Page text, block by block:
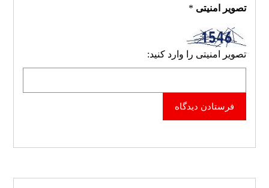
تصویر امنیتی *
تصویر امنیتی را وارد کنید:
فرستادن دیدگاه